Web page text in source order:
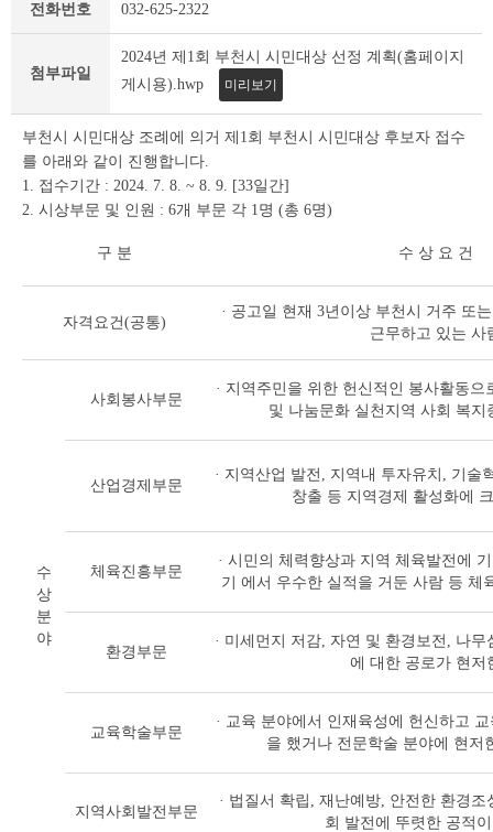
세
이
전화번호 032-625-2322
첨부파일
2024년 제1회 부천시 시민대상 선정 계획(홈페이지
게시용).hwp
미리보기
부천시 시민대상 조례에 의거 제1회 부천시 시민대상 후보자 접수
를 아래와 같이 진행합니다.
1. 접수기간 : 2024. 7. 8. ~ 8. 9. [33일간]
2. 시상부문 및 인원 : 6개 부문 각 1명 (총 6명)
구 분 수 상 요 건
자격요건(공통)
· 공고일 현재 3년이상 부천시 거주 또
근무하고 있는 사
수
상
분
야
사회봉사부문
· 지역주민을 위한 헌신적인 봉사활동
및 나눔문화 실천지역 사회 복지
산업경제부문
· 지역산업 발전, 지역내 투자유치, 기술
창출 등 지역경제 활성화에
체육진흥부문
· 시민의 체력향상과 지역 체육발전에
기 에서 우수한 실적을 거둔 사람 등 체
환경부문
· 미세먼지 저감, 자연 및 환경보전, 나
에 대한 공로가 현저
교육학술부문
· 교육 분야에서 인재육성에 헌신하고
을 했거나 전문학술 분야에 현저
지역사회발전부문
· 법질서 확립, 재난예방, 안전한 환경
회 발전에 뚜렷한 공적